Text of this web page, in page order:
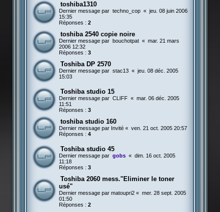
toshiba1310
Dernier message par techno_cop « jeu. 08 juin 2006
15:35
Réponses : 2
toshiba 2540 copie noire
Dernier message par bouchotpat « mar. 21 mars
2006 12:32
Réponses : 3
Toshiba DP 2570
Dernier message par stac13 « jeu. 08 déc. 2005
15:03
Toshiba studio 15
Dernier message par CLIFF « mar. 06 déc. 2005
11:51
Réponses : 3
toshiba studio 160
Dernier message par Invité« ven. 21 oct. 2005 20:57
Réponses : 4
Toshiba studio 45
Dernier message par gobs « dim. 16 oct. 2005
11:18
Réponses : 3
Toshiba 2060 mess."Eliminer le toner
usé"
Dernier message par matoupri2« mer. 28 sept. 2005
01:50
Réponses : 2